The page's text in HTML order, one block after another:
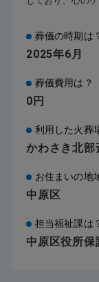
葬儀の時期は
2025年6月
葬儀費用は？
0円
利用した火葬
かわさき北部
お住まいの地
中原区
担当福祉課は
中原区役所